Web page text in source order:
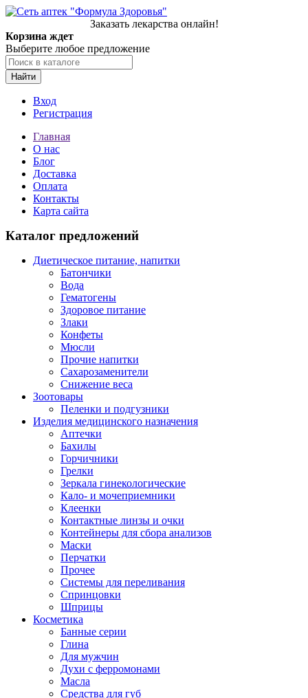
Заказать лекарства онлайн!
Корзина ждет
Выберите любое предложение
Найти
Вход
Регистрация
Главная
О нас
Блог
Доставка
Оплата
Контакты
Карта сайта
Каталог предложений
Диетическое питание, напитки
Батончики
Вода
Гематогены
Здоровое питание
Злаки
Конфеты
Мюсли
Прочие напитки
Сахарозаменители
Снижение веса
Зоотовары
Пеленки и подгузники
Изделия медицинского назначения
Аптечки
Бахилы
Горчичники
Грелки
Зеркала гинекологические
Кало- и мочеприемники
Клеенки
Контактные линзы и очки
Контейнеры для сбора анализов
Маски
Перчатки
Прочее
Системы для переливания
Спринцовки
Шприцы
Косметика
Банные серии
Глина
Для мужчин
Духи с ферромонами
Масла
Средства для губ